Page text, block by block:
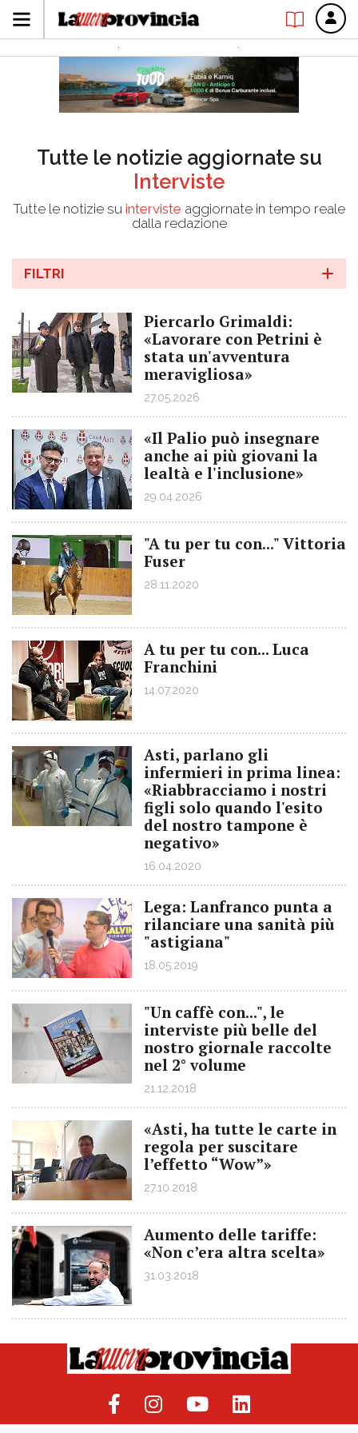
Tutte le notizie aggiornate su
Interviste
Tutte le notizie su interviste aggiornate in tempo reale
dalla redazione
FILTRI
Piercarlo Grimaldi:
«Lavorare con Petrini è
stata un'avventura
meravigliosa»
27.05.2026
«Il Palio può insegnare
anche ai più giovani la
lealtà e l'inclusione»
29.04.2026
"A tu per tu con..." Vittoria
Fuser
28.11.2020
A tu per tu con... Luca
Franchini
14.07.2020
Asti, parlano gli
infermieri in prima linea:
«Riabbracciamo i nostri
figli solo quando l'esito
del nostro tampone è
negativo»
16.04.2020
Lega: Lanfranco punta a
rilanciare una sanità più
"astigiana"
18.05.2019
"Un caffè con...", le
interviste più belle del
nostro giornale raccolte
nel 2° volume
21.12.2018
«Asti, ha tutte le carte in
regola per suscitare
l’effetto “Wow”»
27.10.2018
Aumento delle tariffe:
«Non c’era altra scelta»
31.03.2018